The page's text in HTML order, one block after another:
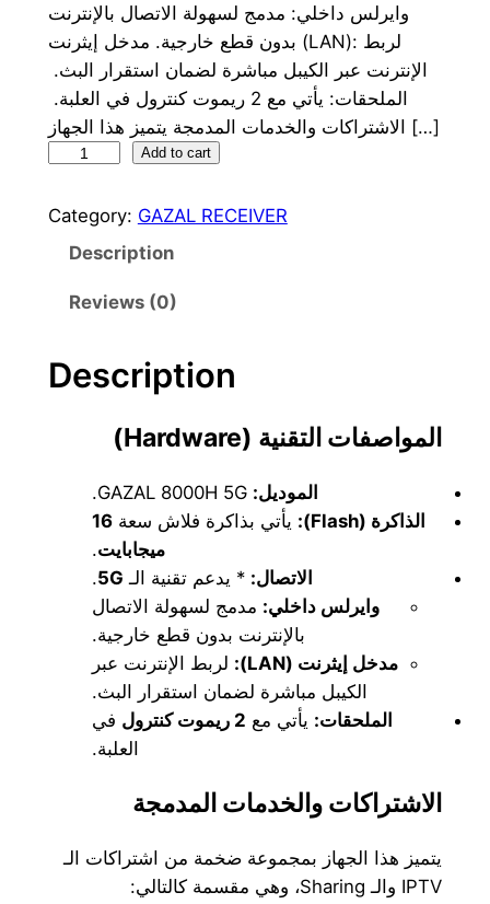
p
r
i
c
w
a
s
3
0
د
.
ا
r
i
c
e
s
ا
وايرلس داخلي: مدمج لسهولة الاتصال بالإنترنت
بدون قطع خارجية. ​مدخل إيثرنت (LAN): لربط
الإنترنت عبر الكيبل مباشرة لضمان استقرار البث. ​
الملحقات: يأتي مع 2 ريموت كنترول في العلبة. ​
الاشتراكات والخدمات المدمجة ​يتميز هذا الجهاز […]
Z
0
Add to cart
Category: GAZAL RECEIVER
Description
Reviews (0)
Description
المواصفات التقنية (Hardware)
الموديل: GAZAL 8000H 5G.
الذاكرة (Flash):
يأتي بذاكرة فلاش سعة16
ميجابايت.
الاتصال: * يدعم تقنية الـ 5G
.
وايرلس داخلي: مدمج لسهولة الاتصال
بالإنترنت بدون قطع خارجية.
مدخل إيثرنت (LAN):
لربط الإنترنت عبر
الكيبل مباشرة لضمان استقرار البث.
الملحقات: يأتي مع 2 ريموت كنترول
في
العلبة.
الاشتراكات والخدمات المدمجة
​يتميز هذا الجهاز بمجموعة ضخمة من اشتراكات الـ
IPTV والـ Sharing، وهي مقسمة كالتالي: